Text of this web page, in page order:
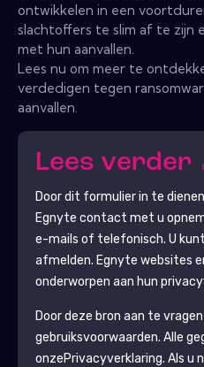
ontwikkelen in een
slachtoffers te slim af te zijn
met hun aanvallen.
Lees nu om meer te
verdedigen tegen
aanvallen.
Lees verder
Door dit formulier in te
Egnyte contact met u
e-mails of telefonisch. U
afmelden. Egnyte websites
onderworpen aan hun
Door deze bron aan te
gebruiksvoorwaarden. Alle
onzePrivacyverklaring. Als u